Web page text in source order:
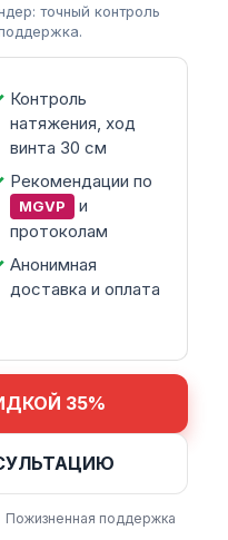
точный контроль
Контроль
натяжения, ход
винта 30 см
Рекомендации по
MGVP
и
протоколам
Анонимная
доставка и оплата
35%
Пожизненная поддержка